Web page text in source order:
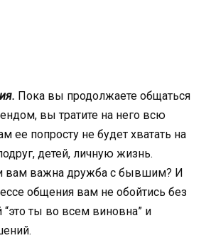
Пока вы продолжаете общаться
вы тратите на него всю
ее попросту не будет хватать на
детей, личную жизнь.
вам важна дружба с бывшим? И
общения вам не обойтись без
ты во всем виновна” и